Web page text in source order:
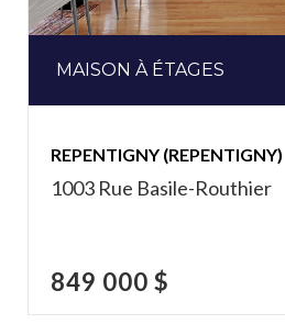
MAISON À ÉTAGES
REPENTIGNY (REPENTIGNY)
1003 Rue Basile-Routhier
849 000 $